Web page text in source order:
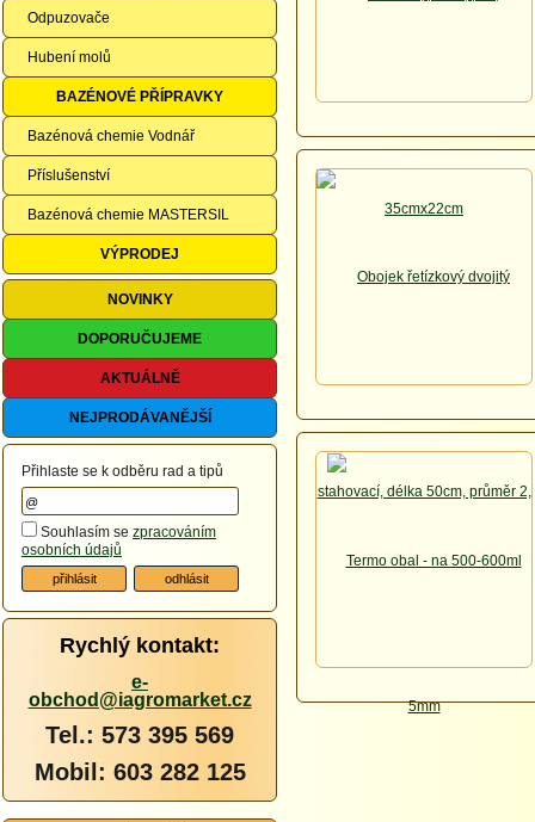
Odpuzovače
Hubení molů
BAZÉNOVÉ PŘÍPRAVKY
Bazénová chemie Vodnář
Příslušenství
Bazénová chemie MASTERSIL
VÝPRODEJ
NOVINKY
DOPORUČUJEME
AKTUÁLNĚ
NEJPRODÁVANĚJŠÍ
Přihlaste se k odběru rad a tipů
Souhlasím se zpracováním
osobních údajů
Rychlý kontakt:
e-
obchod@iagromarket.cz
Tel.: 573 395 569
Mobil: 603 282 125